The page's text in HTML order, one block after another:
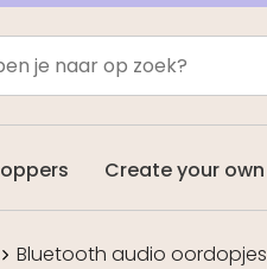
Create your own
Bluetooth audio oordopjes